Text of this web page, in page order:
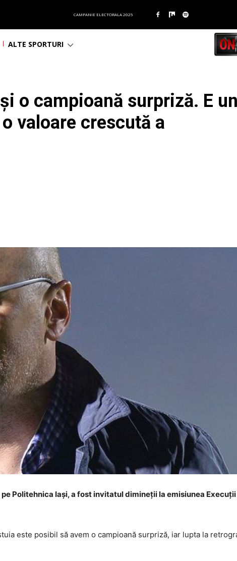
CAMPANIE ELECTORALA 2025
ALTE SPORTURI
o campioană surpriză. E un
valoare crescută a
Politehnica Iași, a fost invitatul dimineții la emisiunea
este posibil să avem o campioană surpriză, iar lupta la